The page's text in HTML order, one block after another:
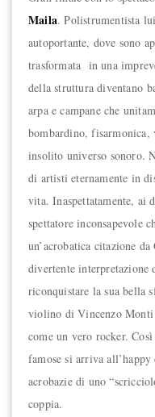
Maila. Polistrumentista
autoportante, dove sono
trasformata in una
della struttura diventano
arpa e campane che
bombardino,
insolito universo sonoro.
di artisti eternamente in
vita. Inaspettatamente, ai
spettatore inconsapevole
un’acrobatica citazione
divertente interpretazione
riconquistare la sua bella
violino di Vincenzo Monti
come un vero rocker.
famose si arriva
acrobazie di uno
coppia.